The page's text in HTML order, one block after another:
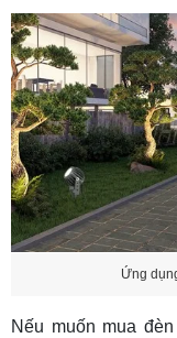
Ứng
Nếu muốn mua